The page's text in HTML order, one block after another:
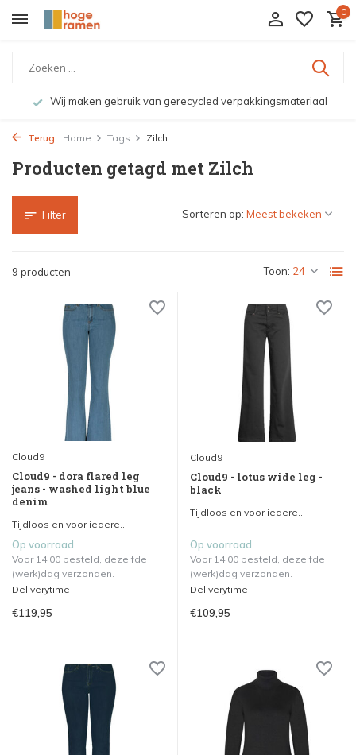
0
Wij maken gebruik van gerecycled verpakkingsmateriaal
Terug Home Tags Zilch
Producten getagd met Zilch
Filter
9 producten Toon:
Sorteren op:
Cloud9
Cloud9 - dora flared leg
jeans - washed light blue
denim
Tijdloos en voor iedere...
Op voorraad
Voor 14.00 besteld, dezelfde
(werk)dag verzonden.
Deliverytime
€119,95
Cloud9
Cloud9 - lotus wide leg -
black
Tijdloos en voor iedere...
Op voorraad
Voor 14.00 besteld, dezelfde
(werk)dag verzonden.
Deliverytime
€109,95